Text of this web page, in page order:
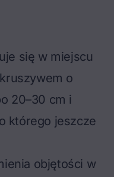
się w miejscu
o
20–30 cm i
którego jeszcze
objętości w